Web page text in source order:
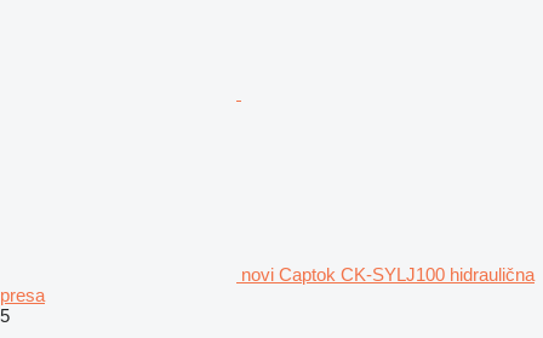
novi Captok CK-SYLJ100 hidraulična
presa
5